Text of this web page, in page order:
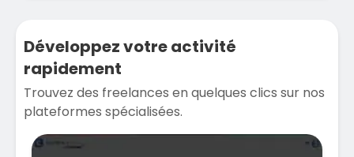
Développez votre activité
rapidement
Trouvez des freelances en quelques clics sur nos
plateformes spécialisées.